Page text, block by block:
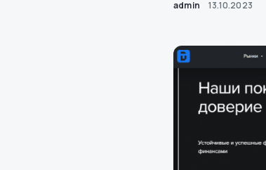
admin 13.10.2023